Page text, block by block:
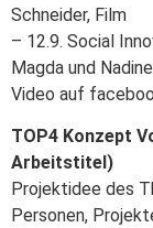
Schneider, Film
– 12.9. Social
Magda und
Video auf
TOP4 Konzept
Arbeitstitel)
Projektidee des
Personen,